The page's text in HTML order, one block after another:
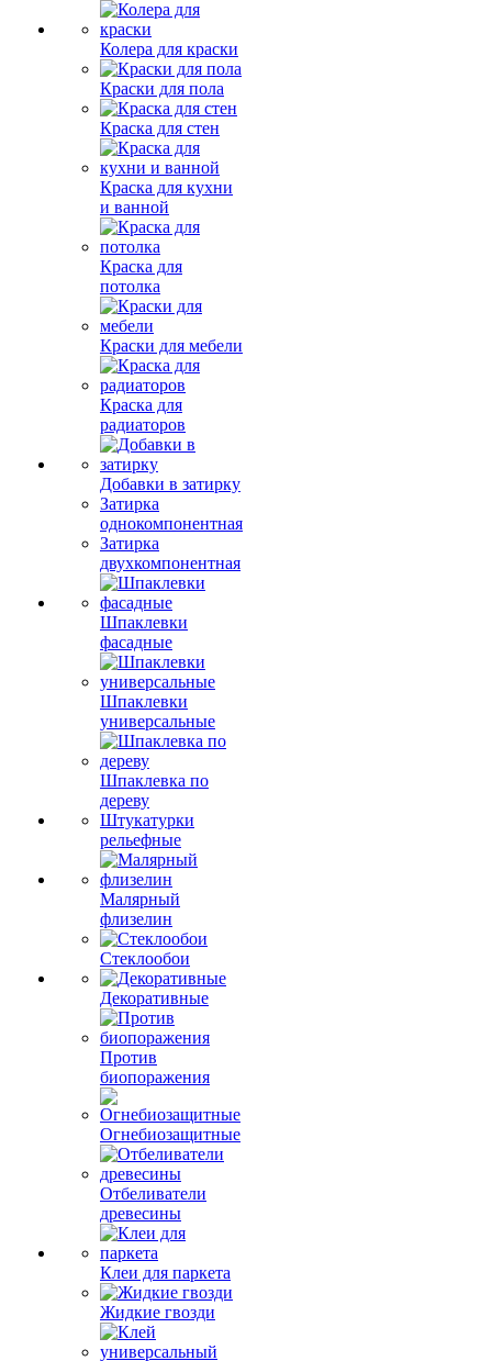
Колера для краски
Краски для пола
Краска для стен
Краска для кухни
и ванной
Краска для
потолка
Краски для мебели
Краска для
радиаторов
Добавки в затирку
Затирка
однокомпонентная
Затирка
двухкомпонентная
Шпаклевки
фасадные
Шпаклевки
универсальные
Шпаклевка по
дереву
Штукатурки
рельефные
Малярный
флизелин
Стеклообои
Декоративные
Против
биопоражения
Огнебиозащитные
Отбеливатели
древесины
Клеи для паркета
Жидкие гвозди